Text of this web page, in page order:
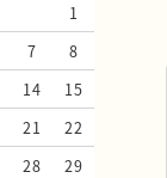
1
7
8
14
15
21
22
28
29